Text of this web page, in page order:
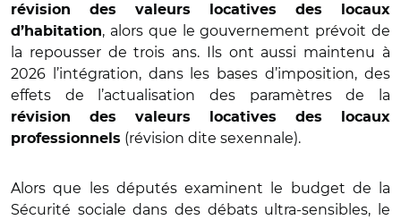
révision des valeurs locatives des locaux
d’habitation, alors que le gouvernement prévoit de
la repousser de trois ans. Ils ont aussi maintenu à
2026 l’intégration, dans les bases d’imposition, des
effets de l’actualisation des paramètres de la
révision des valeurs locatives des locaux
professionnels (révision dite sexennale).
Alors que les députés examinent le budget de la
Sécurité sociale dans des débats ultra-sensibles, le